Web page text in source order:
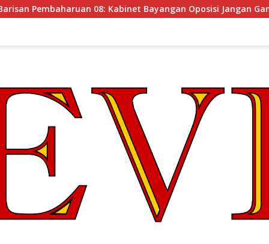
Kabinet Bayangan Oposisi Jangan Ganggu Stabilitas